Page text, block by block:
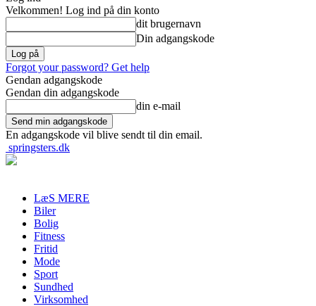
Velkommen! Log ind på din konto
dit brugernavn
Din adgangskode
Forgot your password? Get help
Gendan adgangskode
Gendan din adgangskode
din e-mail
En adgangskode vil blive sendt til din email.
springsters.dk
LæS MERE
Biler
Bolig
Fitness
Fritid
Mode
Sport
Sundhed
Virksomhed